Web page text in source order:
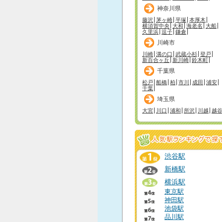
神奈川県
藤沢 茅ヶ崎 平塚 本厚木
横須賀中央 大和 海老名 大船
久里浜 逗子 鎌倉
川崎市
川崎 溝の口 武蔵小杉 登戸
新百合ヶ丘
新川崎 鈴木町
千葉県
松戸 船橋 柏 市川 成田 浦安
千葉
埼玉県
大宮 川口 浦和 所沢 川越 越谷
渋谷駅
新橋駅
横浜駅
東京駅
神田駅
池袋駅
品川駅